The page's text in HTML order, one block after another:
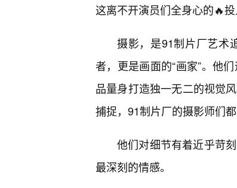
这离不开演员们全身心的🔥
摄影，是91制片厂艺术
者，更是画面的“画家”。他
品量身打造独一无二的视觉
捕捉，91制片厂的摄影师们
他们对细节有着近乎苛
最深刻的情感。